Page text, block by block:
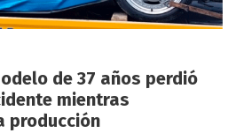
de 37 años perdió
mientras
producción